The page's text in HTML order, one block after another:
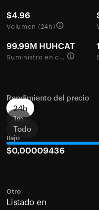
$4.96
Volumen (24h)
99.99M HUHCAT
Suministro en circulación
Rendimiento del precio
24h
1m
Todo
Bajo
$0,00009436
Otro
Listado en